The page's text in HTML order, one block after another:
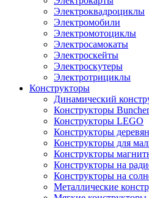
Электроквадроциклы
Электромобили
Электромотоциклы
Электросамокаты
Электроскейты
Электроскутеры
Электротрициклы
Конструкторы
Динамический
Конструкторы
Конструкторы LEGO
Конструкторы
Конструкторы для
Конструкторы
Конструкторы на
Конструкторы на
Металлические